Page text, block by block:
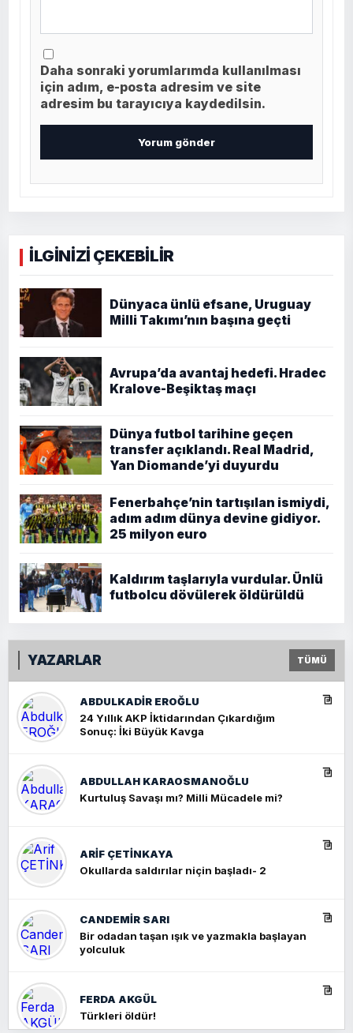
Daha sonraki yorumlarımda kullanılması
için adım, e-posta adresim ve site
adresim bu tarayıcıya kaydedilsin.
İLGİNİZİ ÇEKEBİLİR
Dünyaca ünlü efsane, Uruguay
Milli Takımı’nın başına geçti
Avrupa’da avantaj hedefi. Hradec
Kralove-Beşiktaş maçı
Dünya futbol tarihine geçen
transfer açıklandı. Real Madrid,
Yan Diomande’yi duyurdu
Fenerbahçe’nin tartışılan ismiydi,
adım adım dünya devine gidiyor.
25 milyon euro
Kaldırım taşlarıyla vurdular. Ünlü
futbolcu dövülerek öldürüldü
YAZARLAR TÜMÜ
ABDULKADIR EROĞLU
24 Yıllık AKP İktidarından Çıkardığım
Sonuç: İki Büyük Kavga
ABDULLAH KARAOSMANOĞLU
Kurtuluş Savaşı mı? Milli Mücadele mi?
ARIF ÇETİNKAYA
Okullarda saldırılar niçin başladı- 2
CANDEMIR SARI
Bir odadan taşan ışık ve yazmakla başlayan
yolculuk
FERDA AKGÜL
Türkleri öldür!